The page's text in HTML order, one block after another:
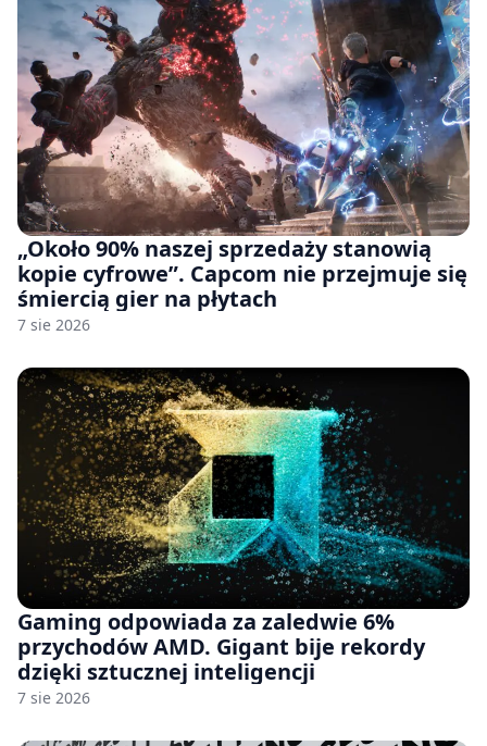
„Około 90% naszej sprzedaży stanowią
kopie cyfrowe”. Capcom nie przejmuje się
śmiercią gier na płytach
7 sie 2026
Gaming odpowiada za zaledwie 6%
przychodów AMD. Gigant bije rekordy
dzięki sztucznej inteligencji
7 sie 2026